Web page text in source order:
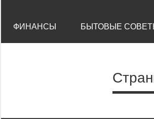
ФИНАНСЫ БЫТОВЫЕ